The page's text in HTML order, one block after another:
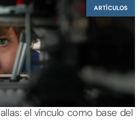
ARTÍCULOS
el vínculo como base del